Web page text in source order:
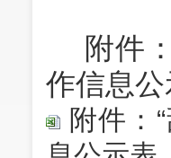
附件
作信
附件：